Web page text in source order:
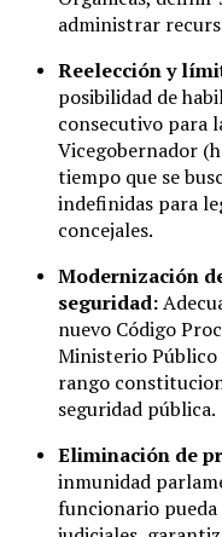
administrar
Reelección y
posibilidad de
consecutivo para
Vicegobernador
tiempo que se
indefinidas para
concejales.
Modernización
seguridad:
nuevo Código
Ministerio Público
rango
seguridad pública.
Eliminación de
inmunidad
funcionario